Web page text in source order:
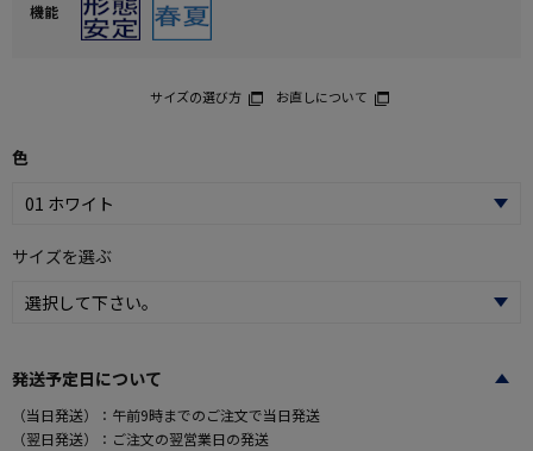
機能
サイズの選び方 お直しについて
色
サイズを選ぶ
発送予定日について
（当日発送）：午前9時までのご注文で当日発送
（翌日発送）：ご注文の翌営業日の発送